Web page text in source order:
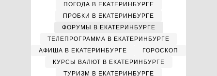
ПОГОДА В ЕКАТЕРИНБУРГЕ
ПРОБКИ В ЕКАТЕРИНБУРГЕ
ФОРУМЫ В ЕКАТЕРИНБУРГЕ
ТЕЛЕПРОГРАММА В ЕКАТЕРИНБУРГЕ
АФИША В ЕКАТЕРИНБУРГЕ
ГОРОСКОП
КУРСЫ ВАЛЮТ В ЕКАТЕРИНБУРГЕ
ТУРИЗМ В ЕКАТЕРИНБУРГЕ